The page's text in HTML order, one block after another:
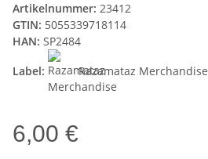
Artikelnummer: 23412
GTIN: 5055339718114
HAN: SP2484
Label:
Razamataz Merchandise
6,00 €